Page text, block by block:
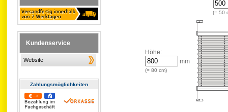
Kundenservice
Website
Zahlungs­möglichkeiten
(=50
Höhe:
mm
(= 80 cm)